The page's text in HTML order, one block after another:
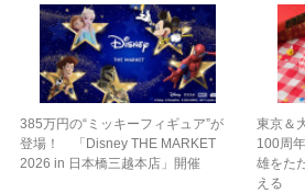
385万円の“ミッキーフィギュア”が
登場！ 「Disney THE MARKET
2026 in 日本橋三越本店」開催
東京＆
100周
雄をた
える